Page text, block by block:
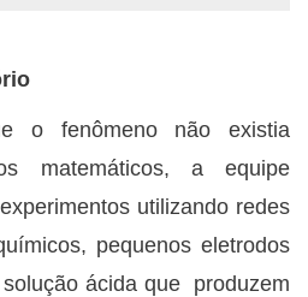
o fenômeno não existia
matemáticos, a equipe
utilizando redes
pequenos eletrodos
ácida que produzem